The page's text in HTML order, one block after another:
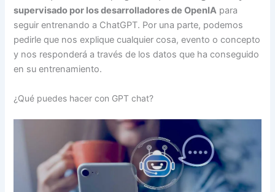
supervisado por los desarrolladores de OpenIA para
seguir entrenando a ChatGPT. Por una parte, podemos
pedirle que nos explique cualquier cosa, evento o concepto
y nos responderá a través de los datos que ha conseguido
en su entrenamiento.
¿Qué puedes hacer con GPT chat?